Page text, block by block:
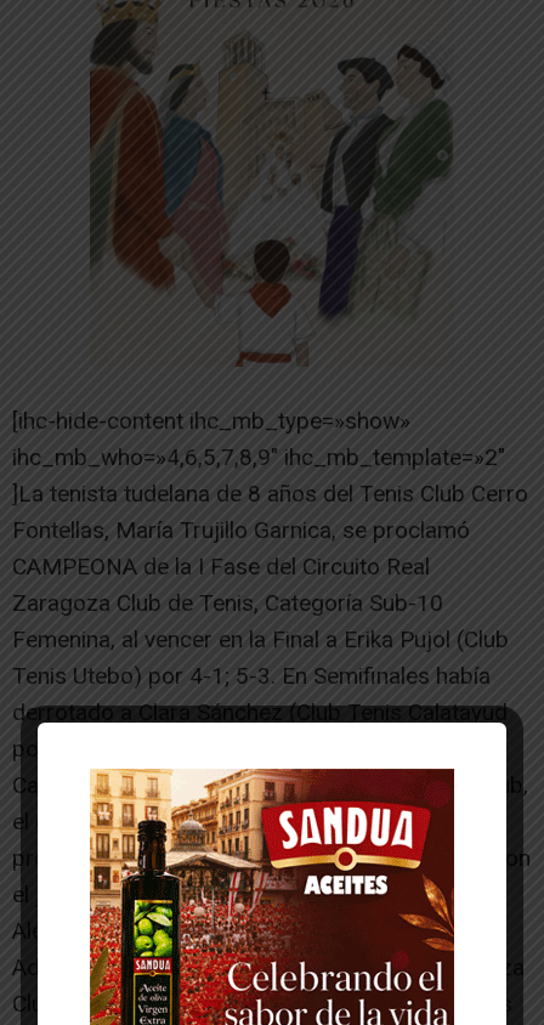
[ihc-hide-content ihc_mb_type=»show»
ihc_mb_who=»4,6,5,7,8,9″ ihc_mb_template=»2″
]La tenista tudelana de 8 años del Tenis Club Cerro
Fontellas, María Trujillo Garnica, se proclamó
CAMPEONA de la I Fase del Circuito Real
Zaragoza Club de Tenis, Categoría Sub-10
Femenina, al vencer en la Final a Erika Pujol (Club
Tenis Utebo) por 4-1; 5-3. En Semifinales había
derrotado a Clara Sánchez (Club Tenis Calatayud
por 4-2; 4-1. En el mismo Torneo, en la misma
Categoría, pero, Masculina, su compañero de Club,
el cirbonero de 9 años, Adrián García Herce, se
proclamó Sub-Campeón tras perder en la Final con
el jugador del Stadium Venecia de Zaragoza,
Alejandro Pérez, por 4-5; 1-4. En Semifinales,
Adrián había superado a Borja Vila (Real Zaragoza
Club de Tenis) por 4-0; 4-2. Enhorabuena a estos